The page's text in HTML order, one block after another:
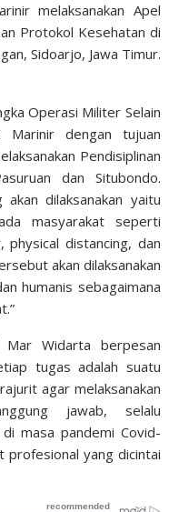
melaksanakan Apel
Protokol Kesehatan di
Sidoarjo, Jawa Timur.
Operasi Militer Selain
dengan tujuan
Pendisiplinan
dan Situbondo.
dilaksanakan yaitu
masyarakat seperti
physical distancing, dan
akan dilaksanakan
humanis sebagaimana
Widarta berpesan
tugas adalah suatu
agar melaksanakan
jawab, selalu
masa pandemi Covid-
yang dicintai